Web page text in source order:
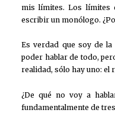
mis límites. Los límites
escribir un monólogo.
Es verdad que soy de
poder hablar de todo,
realidad, sólo hay uno: el
¿De qué no voy a
fundamentalmente de